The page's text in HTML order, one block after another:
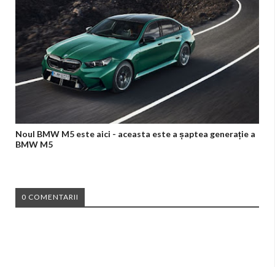
Noul BMW M5 este aici - aceasta este a șaptea generație a
BMW M5
0 COMENTARII